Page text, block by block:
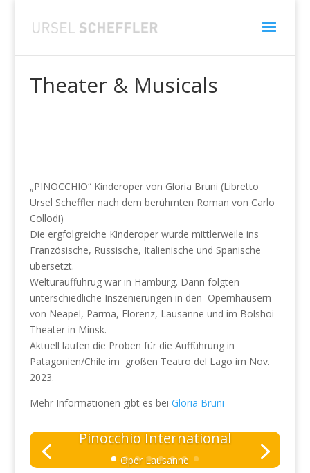
Theater & Musicals
„PINOCCHIO“ Kinderoper von Gloria Bruni (Libretto
Ursel Scheffler nach dem berühmten Roman von Carlo
Collodi)
Die ergfolgreiche Kinderoper wurde mittlerweile ins
Französische, Russische, Italienische und Spanische
übersetzt.
Welturaufführug war in Hamburg. Dann folgten
unterschiedliche Inszenierungen in den Opernhäusern
von Neapel, Parma, Florenz, Lausanne und im Bolshoi-
Theater in Minsk.
Aktuell laufen die Proben für die Aufführung in
Patagonien/Chile im großen Teatro del Lago im Nov.
2023.
Mehr Informationen gibt es bei Gloria Bruni
Pinocchio International
Oper Lausanne